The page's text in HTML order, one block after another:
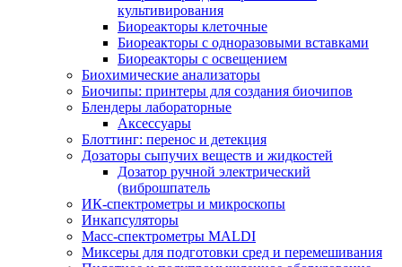
культивирования
Биореакторы клеточные
Биореакторы с одноразовыми вставками
Биореакторы с освещением
Биохимические анализаторы
Биочипы: принтеры для создания биочипов
Блендеры лабораторные
Аксессуары
Блоттинг: перенос и детекция
Дозаторы сыпучих веществ и жидкостей
Дозатор ручной электрический
(виброшпатель
ИК-спектрометры и микроскопы
Инкапсуляторы
Масс-спектрометры MALDI
Миксеры для подготовки сред и перемешивания